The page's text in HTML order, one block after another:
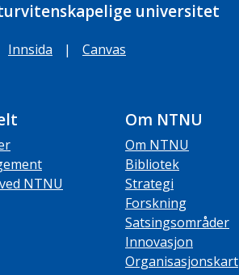
universitet
Innsida | Canvas
NTNU
Om NTNU
Om NTNU
Bibliotek
Strategi
Forskning
Satsingsområder
Innovasjon
Organisasjonskart